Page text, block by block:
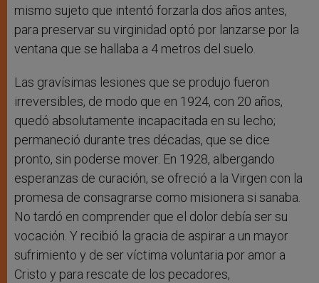
mismo sujeto que intentó forzarla dos años antes,
para preservar su virginidad optó por lanzarse por la
ventana que se hallaba a 4 metros del suelo.
Las gravísimas lesiones que se produjo fueron
irreversibles, de modo que en 1924, con 20 años,
quedó absolutamente incapacitada en su lecho;
permaneció durante tres décadas, que se dice
pronto, sin poderse mover. En 1928, albergando
esperanzas de curación, se ofreció a la Virgen con la
promesa de consagrarse como misionera si sanaba.
No tardó en comprender que el dolor debía ser su
vocación. Y recibió la gracia de aspirar a un mayor
sufrimiento y de ser víctima voluntaria por amor a
Cristo y para rescate de los pecadores,